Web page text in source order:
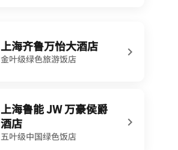
上海齐鲁万怡大酒店
金叶级绿色旅游饭店
上海鲁能 JW 万豪侯爵
酒店
五叶级中国绿色饭店